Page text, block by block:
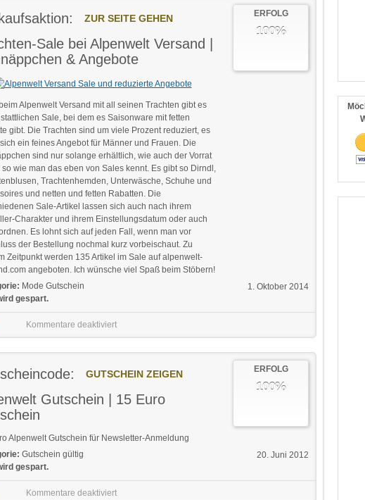
ERFOLG
100%
ZUR SEITE GEHEN
Sale bei Alpenwelt Versand |
& Angebote
Alpenwelt Versand mit all seinen Trachten gibt es
Sale, bei dem es Saisonware mit fetten
gibt. Die Trachten sind um viele Prozent reduziert, es
ein feines Angebot für Männer und Frauen. Die
sind nur solange erhältlich, wie auch der Vorrat
so wie man das eben von Sales kennt. Es gibt so Dirndl,
Trachtenhemden, Unterwäsche, Schuhe und
und netten und fetten Rabatten. Die
Sale-Artikel lassen sich auch nach ihrem
Charakter und ihrem Einstellungsdatum oder auch
Es lohnt sich auf jeden Fall, wenn man vor
der Bestellung nochmal kurz vorbeischaut. Zu
Zeitpunkt werden 135 Artikel im Sale auf alpenwelt-
angeboten. Ich wünsche viel Spaß beim Stöbern!
1. Oktober 2014
Mode Gutschein
gespart.
Kommentare deaktiviert
ERFOLG
100%
GUTSCHEIN ZEIGEN
Gutschein | 15 Euro
Alpenwelt Gutschein für Newsletter-Anmeldung
20. Juni 2012
Gutschein gültig
gespart.
Kommentare deaktiviert